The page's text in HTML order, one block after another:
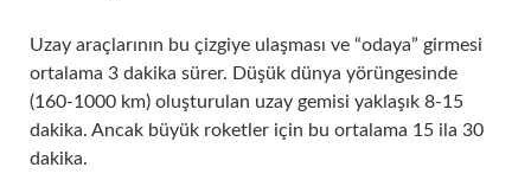
Uzay araçlarının bu çizgiye ulaşması ve “odaya” girmesi
ortalama 3 dakika sürer. Düşük dünya yörüngesinde
(160-1000 km) oluşturulan uzay gemisi yaklaşık 8-15
dakika. Ancak büyük roketler için bu ortalama 15 ila 30
dakika.